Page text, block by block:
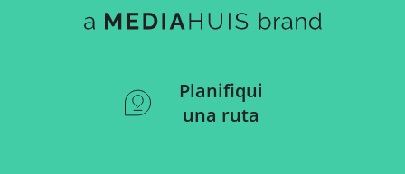
Planifiqui
una ruta